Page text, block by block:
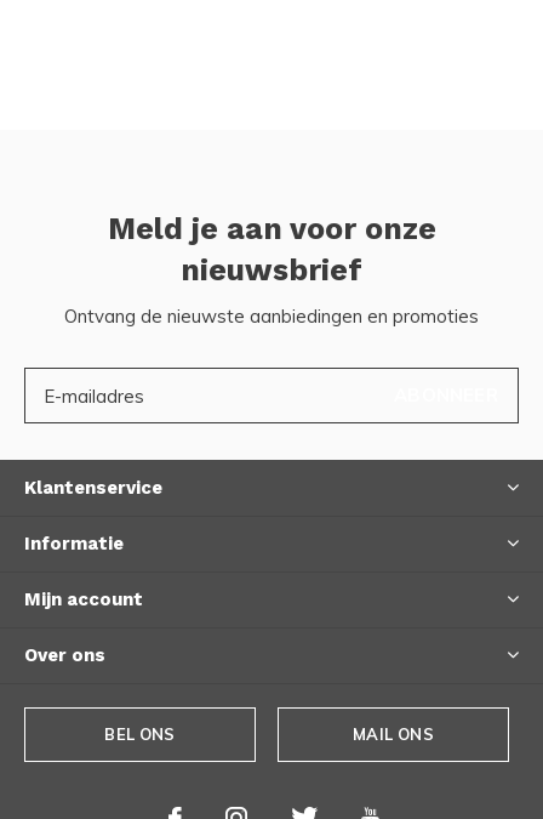
Meld je aan voor onze
nieuwsbrief
Ontvang de nieuwste aanbiedingen en promoties
Klantenservice
Informatie
Mijn account
Over ons
BEL ONS MAIL ONS